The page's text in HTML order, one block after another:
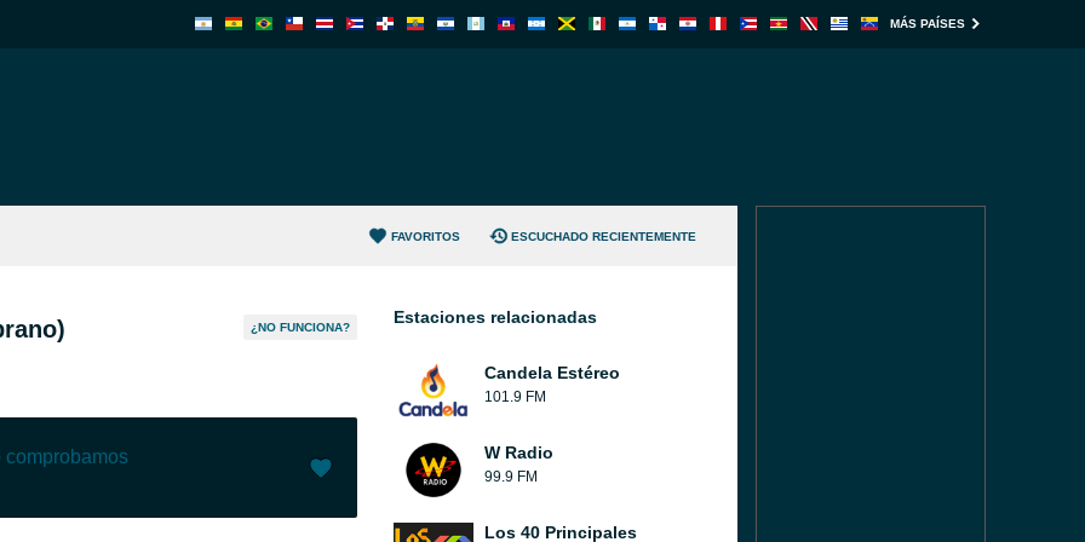
MÁS PAÍSES
FAVORITOS ESCUCHADO RECIENTEMENTE
¿NO FUNCIONA?
comprobamos
Estaciones relacionadas
Candela Estéreo
101.9 FM
W Radio
99.9 FM
Los 40 Principales